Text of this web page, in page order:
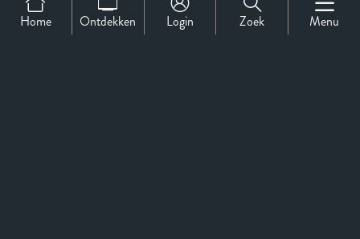
Home Ontdekken Login Zoek Menu